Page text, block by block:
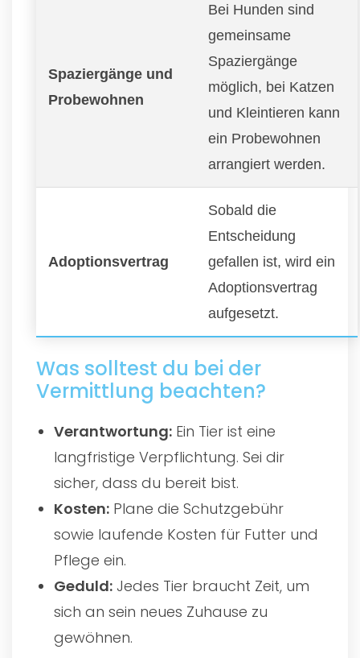
Spaziergänge und
Probewohnen
Bei Hunden sind
gemeinsame
Spaziergänge
möglich, bei Katzen
und Kleintieren kann
ein Probewohnen
arrangiert werden.
Adoptionsvertrag
Sobald die
Entscheidung
gefallen ist, wird ein
Adoptionsvertrag
aufgesetzt.
Was solltest du bei der
Vermittlung beachten?
Verantwortung: Ein Tier ist eine
langfristige Verpflichtung. Sei dir
sicher, dass du bereit bist.
Kosten: Plane die Schutzgebühr
sowie laufende Kosten für Futter und
Pflege ein.
Geduld: Jedes Tier braucht Zeit, um
sich an sein neues Zuhause zu
gewöhnen.